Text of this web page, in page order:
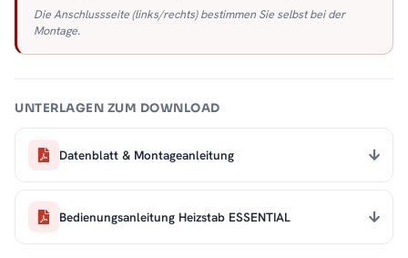
Die Anschlussseite (links/rechts) bestimmen Sie selbst bei der
Montage.
UNTERLAGEN ZUM DOWNLOAD
Datenblatt & Montageanleitung
Bedienungsanleitung Heizstab ESSENTIAL